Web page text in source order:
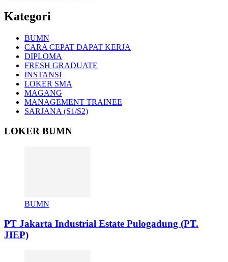
Kategori
BUMN
CARA CEPAT DAPAT KERJA
DIPLOMA
FRESH GRADUATE
INSTANSI
LOKER SMA
MAGANG
MANAGEMENT TRAINEE
SARJANA (S1/S2)
LOKER BUMN
BUMN
PT Jakarta Industrial Estate Pulogadung (PT.
JIEP)